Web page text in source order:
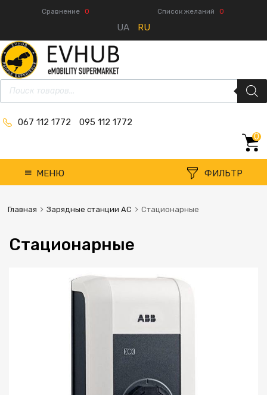
Сравнение 0 Список желаний 0
UA RU
067 112 1772 095 112 1772
0
МЕНЮ ФИЛЬТР
Главная Зарядные станции AC Стационарные
Стационарные